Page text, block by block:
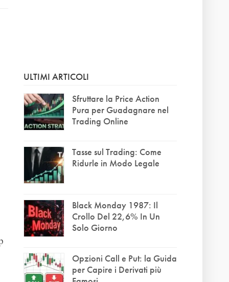
ULTIMI ARTICOLI
Sfruttare la Price Action
Pura per Guadagnare nel
Trading Online
Tasse sul Trading: Come
Ridurle in Modo Legale
Black Monday 1987: Il
Crollo Del 22,6% In Un
Solo Giorno
Opzioni Call e Put: la Guida
per Capire i Derivati più